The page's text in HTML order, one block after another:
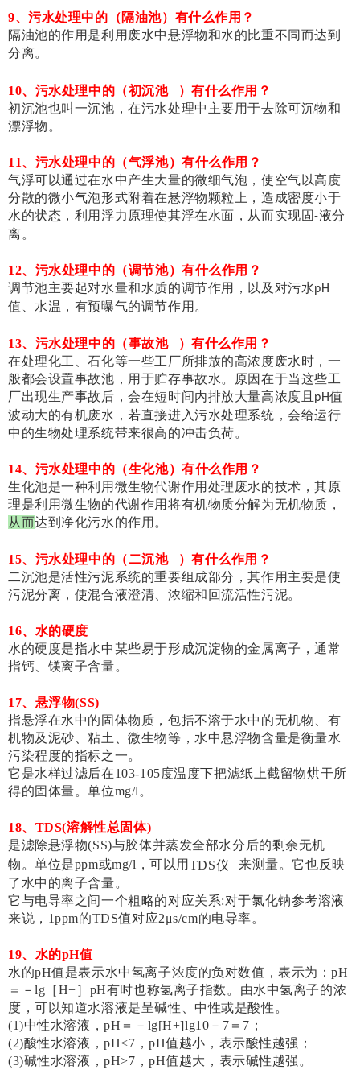
9、污水处理中的（隔油池）有什么作用？
隔油池的作用是利用废水中悬浮物和水的比重不同而达到
分离。
10、污水处理中的（初沉池
）有什么作用？
初沉池也叫一沉池，在污水处理中主要用于去除可沉物和
漂浮物。
11、污水处理中的（气浮池）有什么作用？
气浮可以通过在水中产生大量的微细气泡，使空气以高度
分散的微小气泡形式附着在悬浮物颗粒上，造成密度小于
水的状态，利用浮力原理使其浮在水面，从而实现固-液分
离。
12、污水处理中的（调节池）有什么作用？
调节池主要起对水量和水质的调节作用，以及对污水pH
值、水温，有预曝气的调节作用。
13、污水处理中的（事故池
）有什么作用？
在处理化工、石化等一些工厂所排放的高浓度废水时，一
般都会设置事故池，用于贮存事故水。原因在于当这些工
厂出现生产事故后，会在短时间内排放大量高浓度且 pH值
波动大的有机废水，若直接进入污水处理系统，会给运行
中的生物处理系统带来很高的冲击负荷。
14、污水处理中的（生化池）有什么作用？
生化池是一种利用微生物代谢作用处理废水的技术，其原
理是利用微生物的代谢作用将有机物质分解为无机物质，
从而达到净化污水的作用。
15、污水处理中的（二沉池
）有什么作用？
二沉池是活性污泥系统的重要组成部分，其作用主要是使
污泥分离，使混合液澄清、浓缩和回流活性污泥。
16、水的硬度
水的硬度是指水中某些易于形成沉淀物的金属离子，通常
指钙、镁离子含量。
17、悬浮物(SS)
指悬浮在水中的固体物质，包括不溶于水中的无机物、有
机物及泥砂、粘土、微生物等，水中悬浮物含量是衡量水
污染程度的指标之一。
它是水样过滤后在103-105度温度下把滤纸上截留物烘干所
得的固体量。单位mg/l。
18、TDS(溶解性总固体)
是滤除悬浮物(SS)与胶体并蒸发全部水分后的剩余无机
物。单位是ppm或mg/l，可以用 TDS仪
来测量。它也反映
了水中的离子含量。
它与电导率之间一个粗略的对应关系:对于氯化钠参考溶液
来说，1ppm的TDS值对应2μs/cm的电导率。
19、水的pH值
水的pH值是表示水中氢离子浓度的负对数值，表示为：pH
＝－lg［H+］pH有时也称氢离子指数。由水中氢离子的浓
度，可以知道水溶液是呈碱性、中性或是酸性。
(1)中性水溶液，pH＝－lg[H+]lg10－7＝7；
(2)酸性水溶液，pH<7，pH值越小，表示酸性越强；
(3)碱性水溶液，pH>7，pH值越大，表示碱性越强。